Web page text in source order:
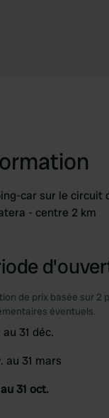
car sur le circuit
- centre 2 km
de prix basée sur 2
éventuels.
au 31 déc.
au 31 mars
31 oct.